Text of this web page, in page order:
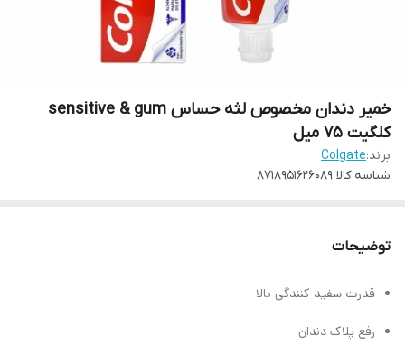
خمیر دندان مخصوص لثه حساس sensitive & gum
کلگیت 75 میل
برند:Colgate
شناسه کالا 8718951626089
توضیحات
قدرت سفید کنندگی بالا
رفع پلاک دندان